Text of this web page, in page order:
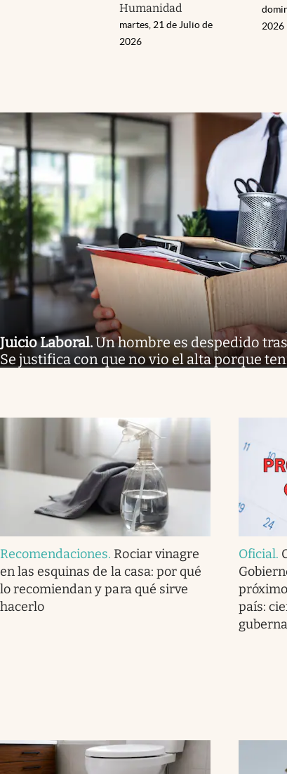
Humanidad
martes, 21 de Julio de
2026
2026
Juicio Laboral.Un hombre es despedido
Se justifica con que no vio el alta porque
Recomendaciones. Rociar vinagre
en las esquinas de la casa: por qué
lo recomiendan y para qué sirve
hacerlo
Oficial.
país: